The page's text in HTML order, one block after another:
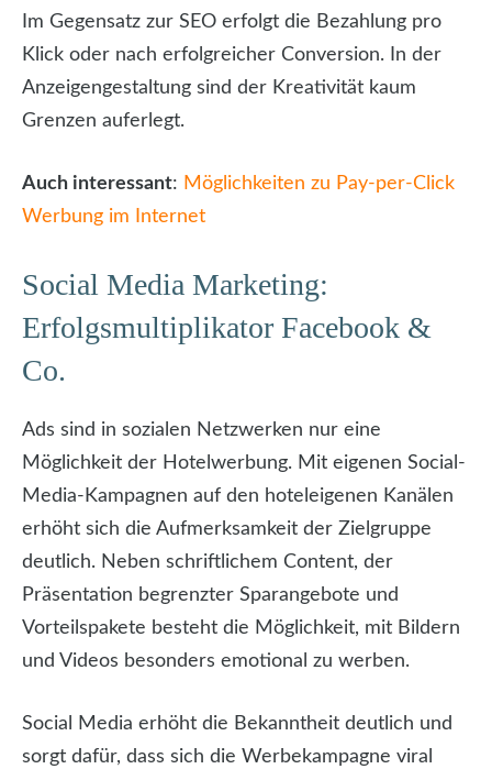
Im Gegensatz zur SEO erfolgt die Bezahlung pro
Klick oder nach erfolgreicher Conversion. In der
Anzeigengestaltung sind der Kreativität kaum
Grenzen auferlegt.
Auch interessant: Möglichkeiten zu Pay-per-Click
Werbung im Internet
Social Media Marketing:
Erfolgsmultiplikator Facebook &
Co.
Ads sind in sozialen Netzwerken nur eine
Möglichkeit der Hotelwerbung. Mit eigenen Social-
Media-Kampagnen auf den hoteleigenen Kanälen
erhöht sich die Aufmerksamkeit der Zielgruppe
deutlich. Neben schriftlichem Content, der
Präsentation begrenzter Sparangebote und
Vorteilspakete besteht die Möglichkeit, mit Bildern
und Videos besonders emotional zu werben.
Social Media erhöht die Bekanntheit deutlich und
sorgt dafür, dass sich die Werbekampagne viral